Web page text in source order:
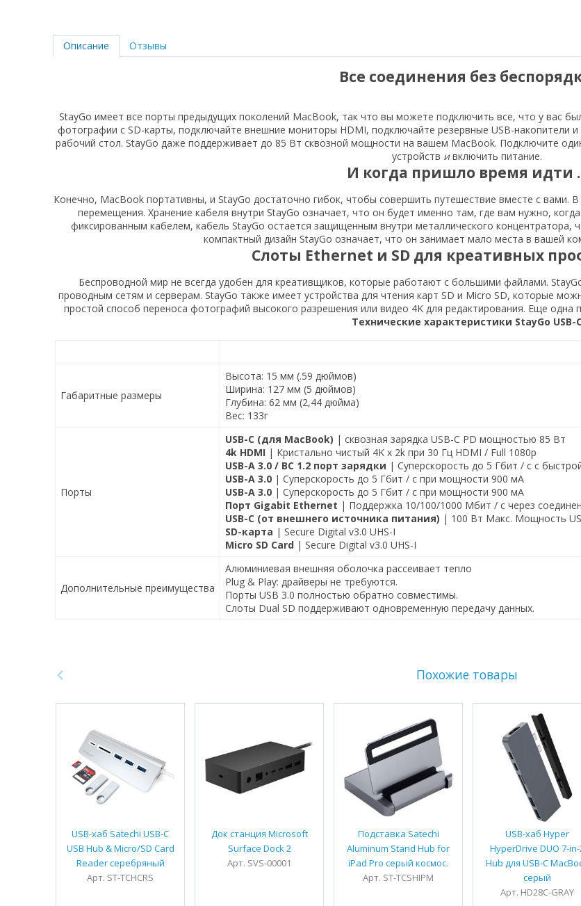
Описание
Все соединения без
StayGo имеет все порты предыдущих поколений MacBook, так что вы можете подключить все, что у вас
фотографии с SD-карты, подключайте внешние мониторы HDMI, подключайте резервные USB-накопители
рабочий стол. StayGo даже поддерживает до 85 Вт сквозной мощности на вашем MacBook. Подключите
устройств ивключить питание.
И когда пришло время идти
Конечно, MacBook портативны, и StayGo достаточно гибок, чтобы совершить путешествие вместе с
перемещения. Хранение кабеля внутри StayGo означает, что он будет именно там, где вам нужно,
фиксированным кабелем, кабель StayGo остается защищенным внутри металлического
компактный дизайн StayGo означает, что он занимает мало места в вашей
Слоты Ethernet и SD для креативных
Беспроводной мир не всегда удобен для креативщиков, которые работают с большими файлами.
проводным сетям и серверам. StayGo также имеет устройства для чтения карт SD и Micro SD, которые
простой способ переноса фотографий высокого разрешения или видео 4K для редактирования. Еще
Технические характеристики StayGo USB-C
Габаритные размеры
Высота: 15 мм (.59 дюймов)
Ширина: 127 мм (5 дюймов)
Глубина: 62 мм (2,44 дюйма)
Вес: 133г
Порты
USB-C (для MacBook) | сквозная зарядка USB-C PD мощностью 85 Вт
4k HDMI | Кристально чистый 4K x 2k при 30 Гц HDMI / Full 1080p
USB-A 3.0 / BC 1.2 порт зарядки | Суперскорость до 5 Гбит / с с
USB-A 3.0 | Суперскорость до 5 Гбит / с при мощности 900 мА
USB-A 3.0 | Суперскорость до 5 Гбит / с при мощности 900 мА
Порт Gigabit Ethernet | Поддержка 10/100/1000 Мбит / с через
USB-C (от внешнего источника питания) | 100 Вт Макс. Мощность
SD-карта | Secure Digital v3.0 UHS-I
Micro SD Card | Secure Digital v3.0 UHS-I
Дополнительные преимущества
Алюминиевая внешняя оболочка рассеивает тепло
Plug & Play: драйверы не требуются.
Порты USB 3.0 полностью обратно совместимы.
Слоты Dual SD поддерживают одновременную передачу данных.
Отзывы
Похожие товары
USB-хаб Satechi USB-C
USB Hub & Micro/SD Card
Reader серебряный
Арт. ST-TCHCRS
Док станция Microsoft
Surface Dock 2
Арт. SVS-00001
Подставка Satechi
Aluminum Stand Hub for
iPad Pro серый космос.
Арт. ST-TCSHIPM
USB-хаб Hyper
HyperDrive DUO 7-
Hub для USB-C
серый
Арт. HD28C-GRAY